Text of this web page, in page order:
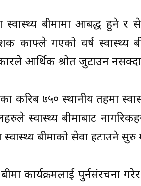
स्वास्थ्य बीमामा आबद्ध हुने
काफ्ले गएको वर्ष स्वास्थ्य
आर्थिक श्रोत जुटाउन नसक्दा
करिब ७५० स्थानीय तहमा
स्वास्थ्य बीमाबाट
बीमाको सेवा हटाउने सुरु
कार्यक्रमलाई पुर्नसंरचना